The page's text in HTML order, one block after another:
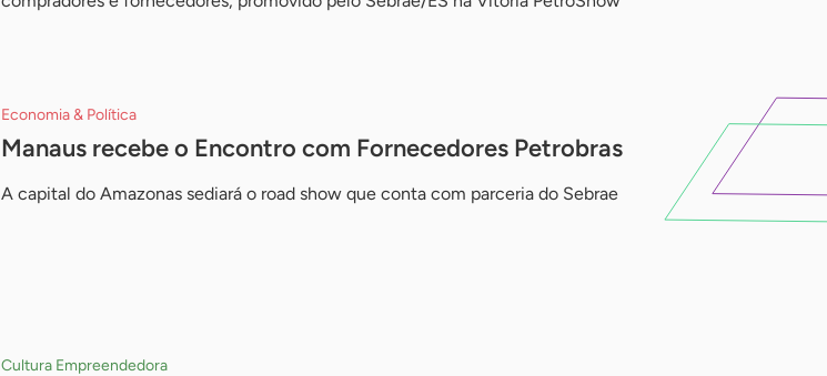
Economia & Política
Manaus recebe o Encontro com Fornecedores Petrobras
A capital do Amazonas sediará o road show que conta com parceria do Sebrae
Cultura Empreendedora